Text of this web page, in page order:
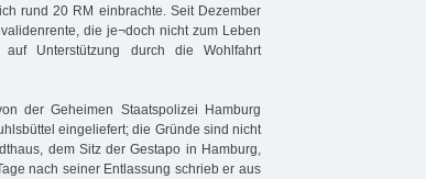
rund 20 RM einbrachte. Seit Dezember
die je¬doch nicht zum Leben
Unterstützung durch die Wohlfahrt
der Geheimen Staatspolizei Hamburg
eingeliefert; die Gründe sind nicht
dem Sitz der Gestapo in Hamburg,
nach seiner Entlassung schrieb er aus